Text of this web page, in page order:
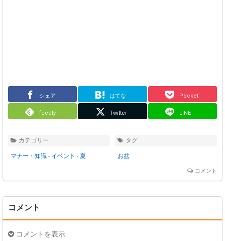
シェア はてな Pocket
feedly Twitter LINE
カテゴリー
マナー・知識 - イベント - 夏
タグ
お盆
コメント
コメント
コメントを表示